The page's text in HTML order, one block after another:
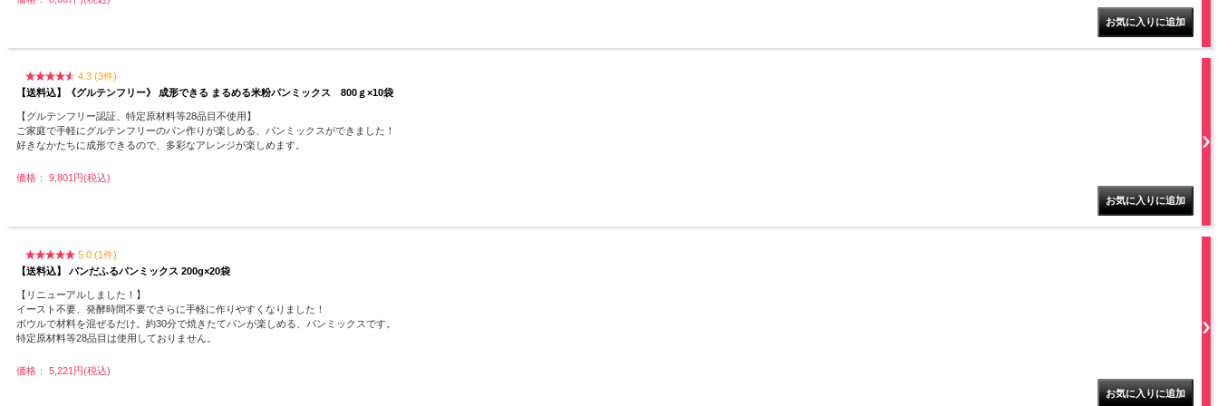
4.3 (3件)
【送料込】《グルテンフリー》 成形できる まるめる米粉パンミックス 800ｇ×10袋
【グルテンフリー認証、特定原材料等28品目不使用】
ご家庭で手軽にグルテンフリーのパン作りが楽しめる、パンミックスができました！
好きなかたちに成形できるので、多彩なアレンジが楽しめます。
価格： 9,801円(税込)
5.0 (1件)
【送料込】 パンだふるパンミックス 200g×20袋
【リニューアルしました！】
イースト不要、発酵時間不要でさらに手軽に作りやすくなりました！
ボウルで材料を混ぜるだけ。約30分で焼きたてパンが楽しめる、パンミックスです。
特定原材料等28品目は使用しておりません。
価格： 5,221円(税込)